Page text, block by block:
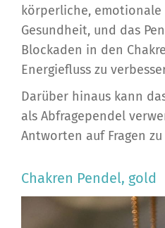
körperliche,
Gesundheit, und das
Blockaden in den
Energiefluss zu
Darüber hinaus kann
als Abfragependel
Antworten auf Fragen
Chakren Pendel, gold